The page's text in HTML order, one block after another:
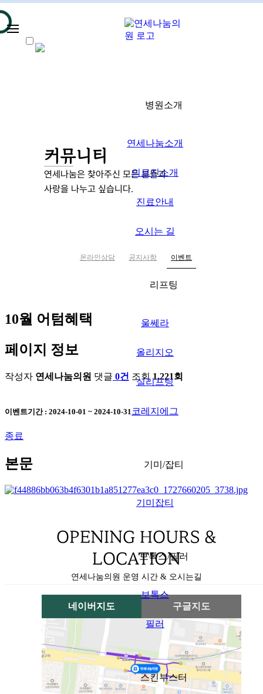
로그인
연세나눔소개 ＋
스킨부스터 ＋
여드름치료 ＋
커뮤니티
병원소개
연세나눔소개
의료진소개
진료안내
오시는 길
리프팅
울쎄라
올리지오
실리프팅
코레지에그
기미/잡티
기미잡티
보톡스/필러
보톡스
필러
스킨부스터
커뮤니티
연세나눔은 찾아주신 모든 분들과
사랑을 나누고 싶습니다.
온라인상담 공지사항 이벤트
10월 어텀혜택
페이지 정보
작성자 연세나눔의원 댓글 0건 조회1,221회
이벤트기간 : 2024-10-01 ~ 2024-10-31
종료
본문
OPENING HOURS &
LOCATION
연세나눔의원 운영 시간 & 오시는길
네이버지도 구글지도